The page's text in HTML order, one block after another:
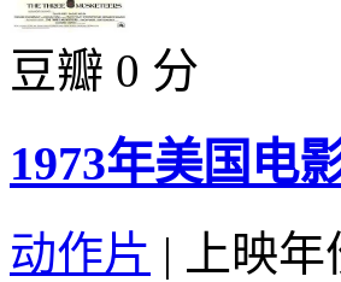
豆瓣 0 分
1973年美国电
动作片 | 上映